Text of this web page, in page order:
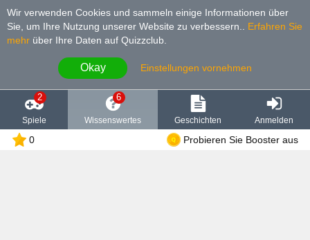
Wir verwenden Cookies und sammeln einige Informationen über
Sie, um Ihre Nutzung unserer Website zu verbessern.
Erfahren Sie
mehr über Ihre Daten auf Quizzclub.
Okay Einstellungen vornehmen
2
Spiele
6
Wissenswertes Geschichten Anmelden
0 Probieren Sie Booster aus